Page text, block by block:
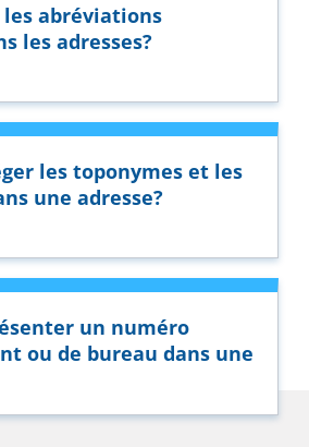
abréviations
les adresses?
les toponymes et les
une adresse?
un numéro
ou de bureau dans une